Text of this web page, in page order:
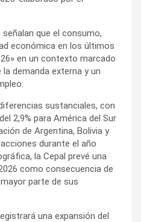
que el consumo,
económica en los últimos
en un contexto marcado
demanda externa y un
sustanciales, con
2,9% para América del Sur
de Argentina, Bolivia y
durante el año
la Cepal prevé una
como consecuencia de
parte de sus
una expansión del